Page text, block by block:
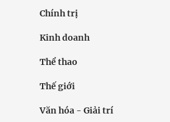
Chính trị
Kinh doanh
Thể thao
Thế giới
Văn hóa - Giải trí